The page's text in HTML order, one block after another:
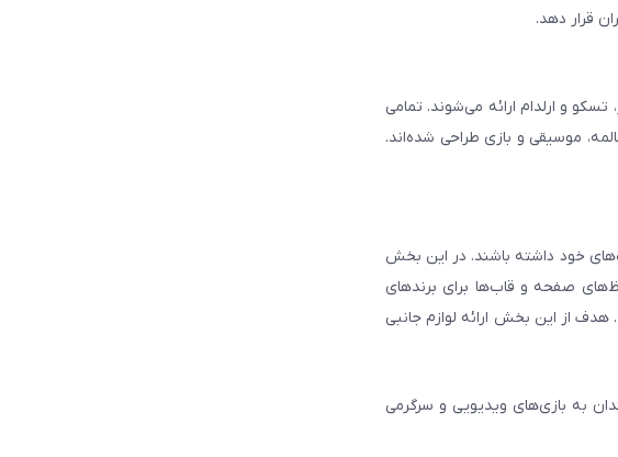
قرار دهد.
تسکو و ارلدام ارائه می‌شوند. تمامی
موسیقی و بازی طراحی شده‌اند.
خود داشته باشند. در این بخش
صفحه و قاب‌ها برای برندهای
از این بخش ارائه لوازم جانبی
به بازی‌های ویدیویی و سرگرمی